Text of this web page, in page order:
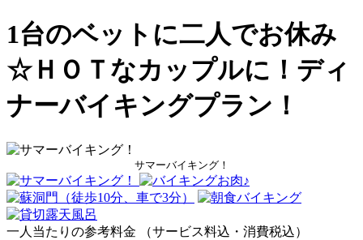
1台のベットに二人でお休み
☆ＨＯＴなカップルに！ディ
ナーバイキングプラン！
サマーバイキング！
一人当たりの参考料金
（サービス料込・消費税込）